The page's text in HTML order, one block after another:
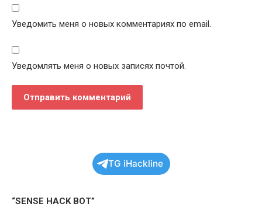
Уведомить меня о новых комментариях по email.
Уведомлять меня о новых записях почтой.
TG iHackline
“SENSE HACK BOT”